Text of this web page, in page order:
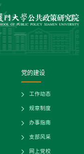
党的建设
工作动态
规章制度
办事指南
支部风采
网上党校